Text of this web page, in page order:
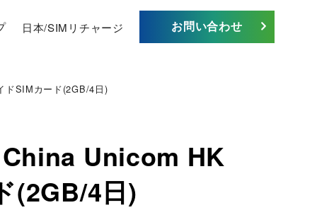
日本/SIMリチャージ お問い合わせ
ドSIMカード(2GB/4日)
Unicom HK
(2GB/4日)